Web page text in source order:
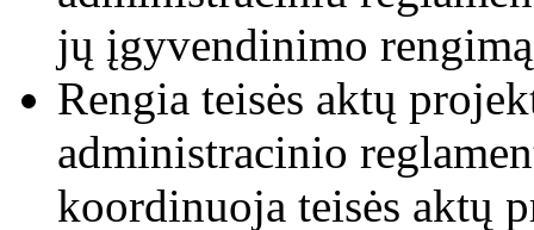
jų įgyvendinimo
Rengia teisės aktų
administracinio
koordinuoja teisės aktų